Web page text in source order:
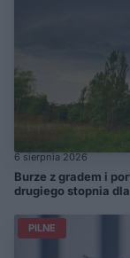
6 sierpnia 2026
Burze z gradem i
drugiego stopnia
PILNE